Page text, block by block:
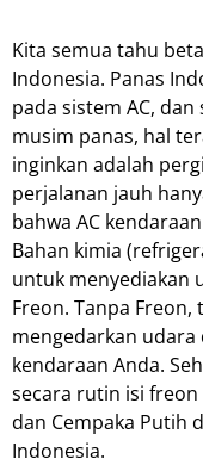
Kita semua tahu
Indonesia. Panas
pada sistem AC,
musim panas, hal
inginkan adalah
perjalanan jauh
bahwa AC
Bahan kimia
untuk menyediakan
Freon. Tanpa
mengedarkan
kendaraan Anda.
secara rutin isi freon
dan Cempaka Putih
Indonesia.